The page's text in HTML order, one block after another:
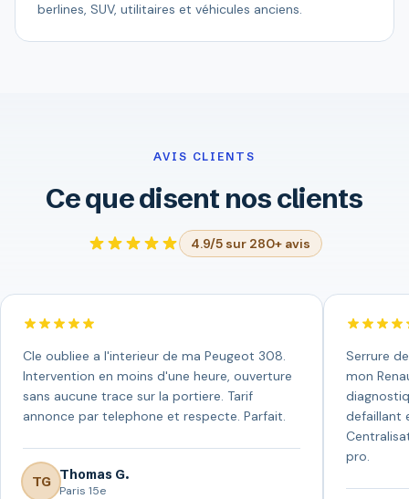
berlines, SUV, utilitaires et véhicules anciens.
AVIS CLIENTS
Ce que disent nos clients
4.9/5 sur 280+ avis
Cle oubliee a l'interieur de ma Peugeot 308.
Intervention en moins d'une heure, ouverture
sans aucune trace sur la portiere. Tarif
annonce par telephone et respecte. Parfait.
TG Thomas G.
Paris 15e
Serrure
mon
defaillant
pro.